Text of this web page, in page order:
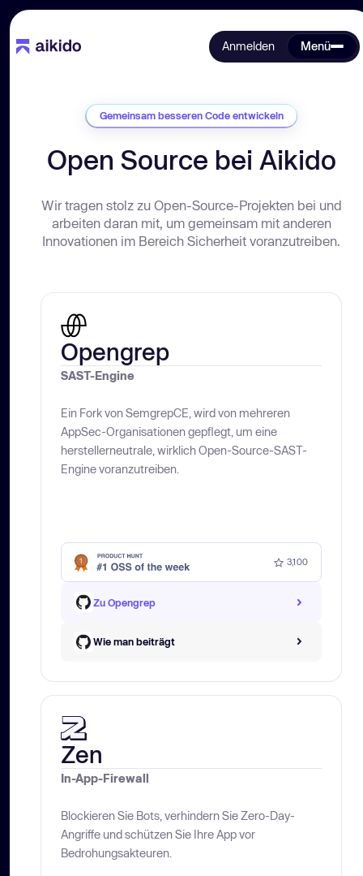
Anmelden Menü
Gemeinsam besseren Code entwickeln
Open Source bei Aikido
Wir tragen stolz zu Open-Source-Projekten bei und
arbeiten daran mit, um gemeinsam mit anderen
Innovationen im Bereich Sicherheit voranzutreiben.
Opengrep
SAST-Engine
Ein Fork von SemgrepCE, wird von mehreren
AppSec-Organisationen gepflegt, um eine
herstellerneutrale, wirklich Open-Source-SAST-
Engine voranzutreiben.
3,100
Zu Opengrep
Wie man beiträgt
Zen
In-App-Firewall
Blockieren Sie Bots, verhindern Sie Zero-Day-
Angriffe und schützen Sie Ihre App vor
Bedrohungsakteuren.